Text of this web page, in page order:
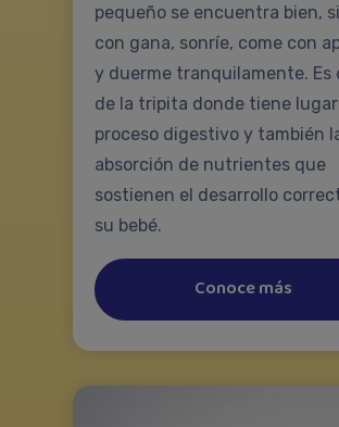
pequeño se encuentra bien,
con gana, sonríe, come con
y duerme tranquilamente. Es
de la tripita donde tiene
proceso digestivo y también
absorción de nutrientes que
sostienen el desarrollo
su bebé.
Conoce más